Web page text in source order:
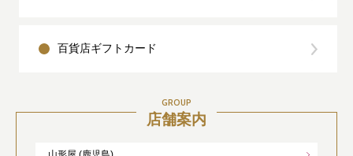
百貨店ギフトカード
GROUP
店舗案内